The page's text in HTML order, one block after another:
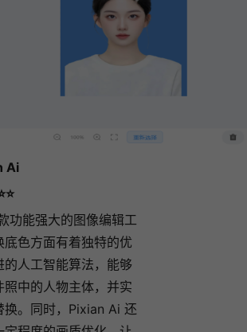
Ai
功能强大的图像编辑工
底色方面有着独特的优
的人工智能算法，能够
照中的人物主体，并实
换。同时，Pixian Ai 还